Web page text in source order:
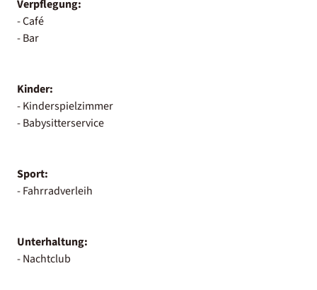
Verpflegung:
- Café
- Bar
Kinder:
- Kinderspielzimmer
- Babysitterservice
Sport:
- Fahrradverleih
Unterhaltung:
- Nachtclub